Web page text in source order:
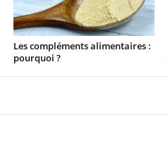
Les compléments alimentaires :
pourquoi ?